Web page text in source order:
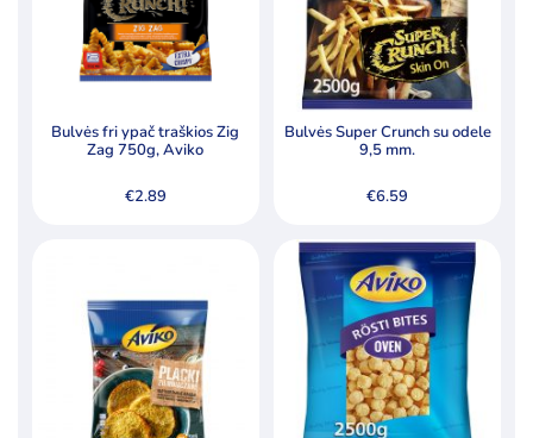
Bulvės fri ypač traškios Zig
Zag 750g, Aviko
€2.89
Bulvės Super Crunch su odele
9,5 mm.
€6.59